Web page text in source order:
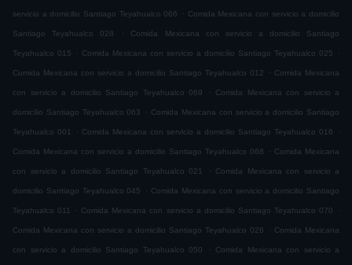
servicio a domicilio Santiago Teyahualco 066 . Comida Mexicana con servicio a domicilio
Santiago Teyahualco 028 . Comida Mexicana con servicio a domicilio Santiago
Teyahualco 015 . Comida Mexicana con servicio a domicilio Santiago Teyahualco 025 .
Comida Mexicana con servicio a domicilio Santiago Teyahualco 012 . Comida Mexicana
con servicio a domicilio Santiago Teyahualco 069 . Comida Mexicana con servicio a
domicilio Santiago Teyahualco 063 . Comida Mexicana con servicio a domicilio Santiago
Teyahualco 001 . Comida Mexicana con servicio a domicilio Santiago Teyahualco 016 .
Comida Mexicana con servicio a domicilio Santiago Teyahualco 068 . Comida Mexicana
con servicio a domicilio Santiago Teyahualco 021 . Comida Mexicana con servicio a
domicilio Santiago Teyahualco 045 . Comida Mexicana con servicio a domicilio Santiago
Teyahualco 011 . Comida Mexicana con servicio a domicilio Santiago Teyahualco 070 .
Comida Mexicana con servicio a domicilio Santiago Teyahualco 026 . Comida Mexicana
con servicio a domicilio Santiago Teyahualco 050 . Comida Mexicana con servicio a